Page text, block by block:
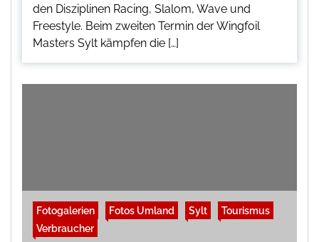
den Disziplinen Racing, Slalom, Wave und
Freestyle. Beim zweiten Termin der Wingfoil
Masters Sylt kämpfen die […]
Fotogalerien Fotos Umland Sylt
Tourismus
Verbraucher